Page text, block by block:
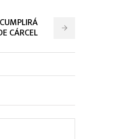
CÁRCEL